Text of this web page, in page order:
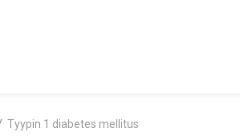
Tyypin 1 diabetes mellitus